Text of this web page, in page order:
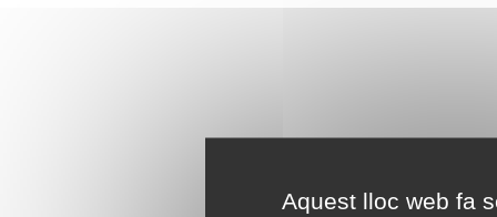
Aquest lloc web fa